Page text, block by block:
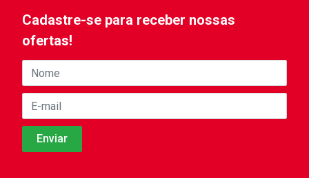
Cadastre-se para receber nossas
ofertas!